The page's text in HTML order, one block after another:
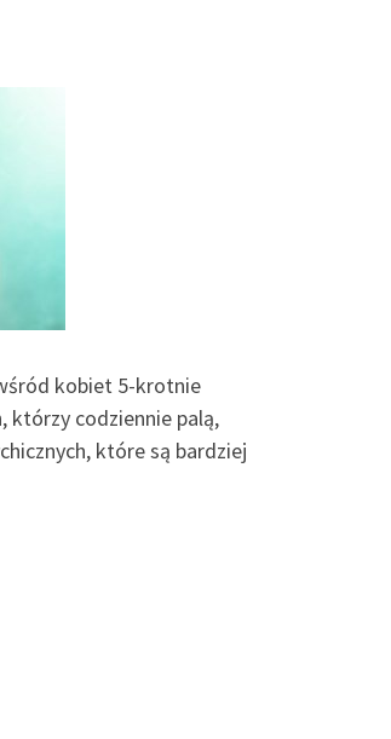
kobiet 5-krotnie
którzy codziennie palą,
które są bardziej